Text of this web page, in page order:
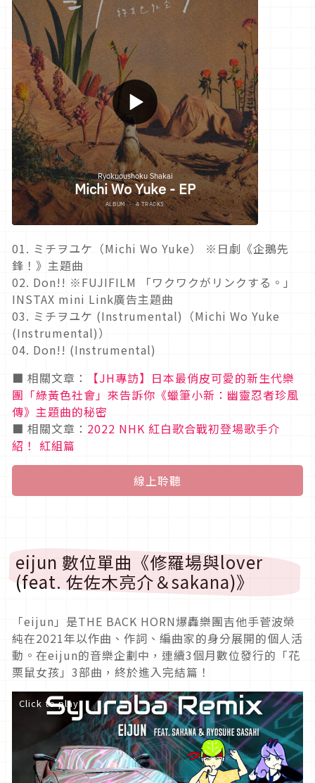
01. ミチヲユケ（Michi Wo Yuke） ※日劇《企鵝先
鋒！》主題曲
02. Don!! ※FUJIFILM 「ワクワクがリンクする。」
INSTAX mini Link廣告主題曲
03. ミチヲユケ (Instrumental)（Michi Wo Yuke
(Instrumental)）
04. Don!! (Instrumental)
■ 相關文章：
【JH專訪】日本最俏皮可愛的新生代樂
團「綠黃色社會」來告訴你《蠟筆小新：幽靈忍者珍風
傳》主題曲的秘密
■ 相關文章： 2022 NHK 紅白歌合戰初登場歌手介
紹！ 紅組篇
線上聆聽
eijun 數位單曲《修羅場與lover
(feat. 佐佐木亮介＆sakana)》
「eijun」是THE BACK HORN爆轟樂團吉他手菅波榮
純在2021年以作曲、作詞、編曲家的身分展開的個人活
動。在eijun的音樂企劃中，連續3個月數位發行的「花
栗鼠女孩」3部曲，終於進入完結篇！
Click to play